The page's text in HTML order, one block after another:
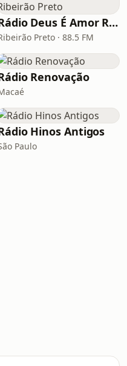
Rádio Deus É Amor Ribeirão Preto
Preto · 88.5 FM
Renovação
Hinos Antigos
Paulo